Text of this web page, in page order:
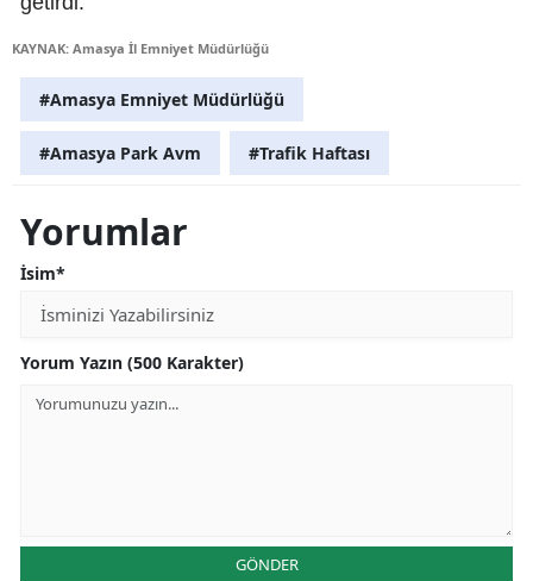
KAYNAK: Amasya İl Emniyet Müdürlüğü
#Amasya Emniyet Müdürlüğü
#Amasya Park Avm #Trafik Haftası
Yorumlar
İsim*
Yorum Yazın (500 Karakter)
GÖNDER